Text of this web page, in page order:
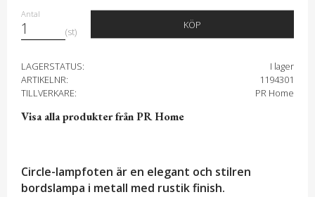
Antal
st
KÖP
LAGERSTATUS
I lager
ARTIKELNR
1194301
TILLVERKARE
PR Home
Visa alla produkter från PR Home
Circle-lampfoten är en elegant och stilren
bordslampa i metall med rustik finish.